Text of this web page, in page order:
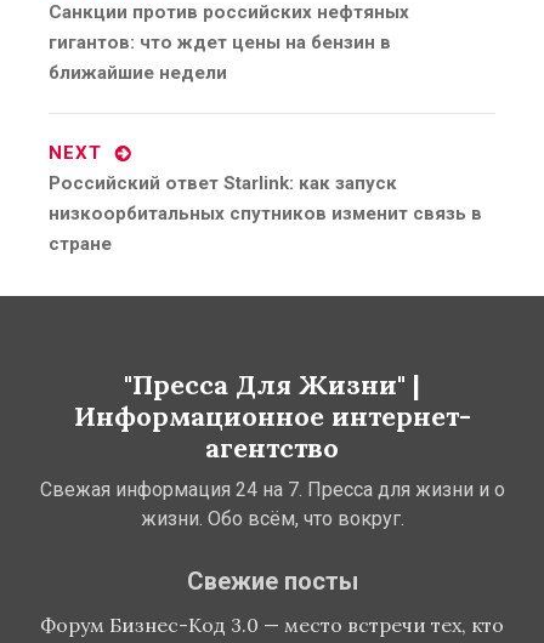
Previous
post:
Санкции против российских нефтяных
гигантов: что ждет цены на бензин в
ближайшие недели
NEXT
Next
post:
Российский ответ Starlink: как запуск
низкоорбитальных спутников изменит связь в
стране
"Пресса Для Жизни" |
Информационное интернет-
агентство
Свежая информация 24 на 7. Пресса для жизни и о
жизни. Обо всём, что вокруг.
Свежие посты
Форум Бизнес-Код 3.0 — место встречи тех, кто